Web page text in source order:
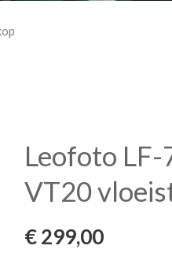
Leofoto
VT20
€299,00